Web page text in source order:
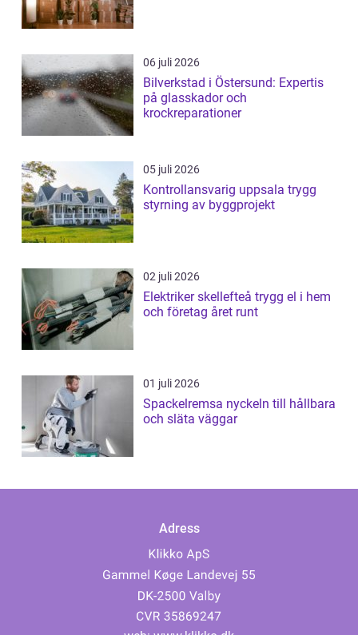
06 juli 2026
Bilverkstad i Östersund: Expertis
på glasskador och
krockreparationer
05 juli 2026
Kontrollansvarig uppsala trygg
styrning av byggprojekt
02 juli 2026
Elektriker skellefteå trygg el i hem
och företag året runt
01 juli 2026
Spackelremsa nyckeln till hållbara
och släta väggar
Adress